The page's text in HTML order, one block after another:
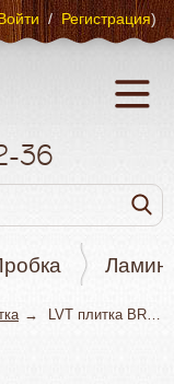
/Регистрация)
36
LVT плитка BRONIX Kvarr Glue Morros GL